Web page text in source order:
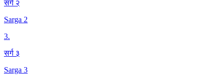
सर्ग २
Sarga 2
3.
सर्ग ३
Sarga 3